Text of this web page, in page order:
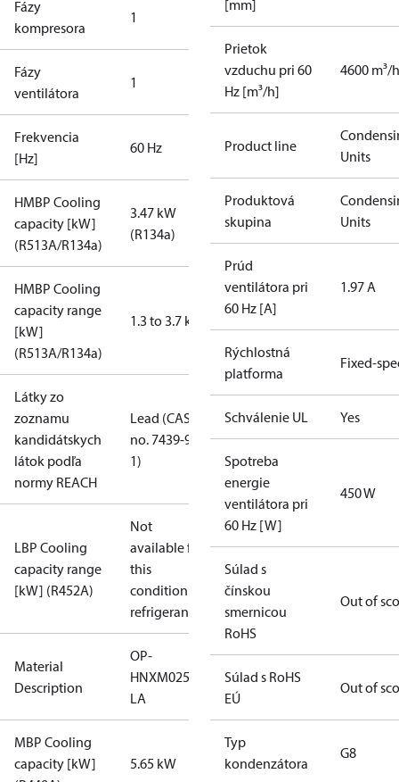
Fázy
kompresora
1
Fázy
ventilátora
1
Frekvencia
[Hz]
60 Hz
HMBP Cooling
capacity [kW]
(R513A/R134a)
3.47 kW
(R134a)
HMBP Cooling
capacity range
[kW]
(R513A/R134a)
1.3 to 3.7 kW
Látky zo
zoznamu
kandidátskych
látok podľa
normy REACH
Lead (CAS
no. 7439-92-
1)
LBP Cooling
capacity range
[kW] (R452A)
Not
available for
this
condition /
refrigerant
Material
Description
OP-
HNXM0250UWK000NMLZ019T1A
LA
MBP Cooling
capacity [kW]
5.65 kW
[mm]
Prietok
vzduchu pri 60
Hz [m³/h]
4600 m³/h
Product line
Units
Produktová
skupina
Units
Prúd
ventilátora pri
60 Hz [A]
1.97 A
Rýchlostná
platforma
Fixed-
Schválenie UL Yes
Spotreba
energie
ventilátora pri
60 Hz [W]
450 W
Súlad s
čínskou
smernicou
RoHS
Out of
Súlad s RoHS
EÚ
Out of
Typ
kondenzátora
G8